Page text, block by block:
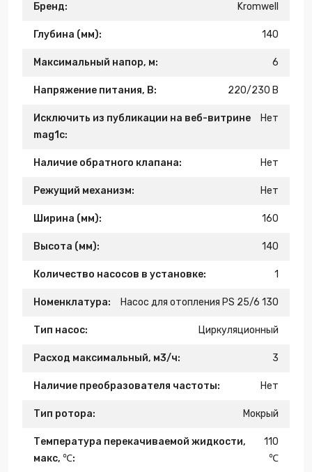
Бренд: Kromwell
Глубина (мм): 140
Максимальный напор, м: 6
Напряжение питания, В: 220/230 В
Исключить из публикации на веб-витрине
mag1c:
Нет
Наличие обратного клапана: Нет
Режущий механизм: Нет
Ширина (мм): 160
Высота (мм): 140
Количество насосов в установке: 1
Номенклатура: Насос для отопления PS 25/6 130
Тип насос: Циркуляционный
Расход максимальный, м3/ч: 3
Наличие преобразователя частоты: Нет
Тип ротора: Мокрый
Температура перекачиваемой жидкости,
макс, ℃:
110
℃